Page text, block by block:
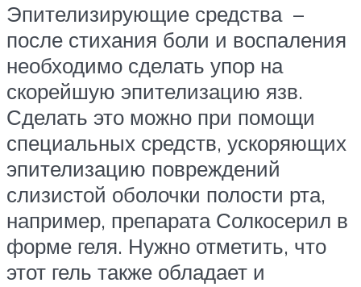
Эпителизирующие средства –
после стихания боли и воспаления
необходимо сделать упор на
скорейшую эпителизацию язв.
Сделать это можно при помощи
специальных средств, ускоряющих
эпителизацию повреждений
слизистой оболочки полости рта,
например, препарата Солкосерил в
форме геля. Нужно отметить, что
этот гель также обладает и